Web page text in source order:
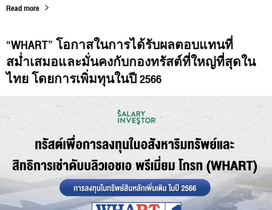
Read more
“WHART” โอกาสในการได้รับผลตอบแทนที่
สม่ำเสมอและมั่นคงกับกองทรัสต์ที่ใหญ่ที่สุดใน
ไทย โดยการเพิ่มทุนในปี 2566